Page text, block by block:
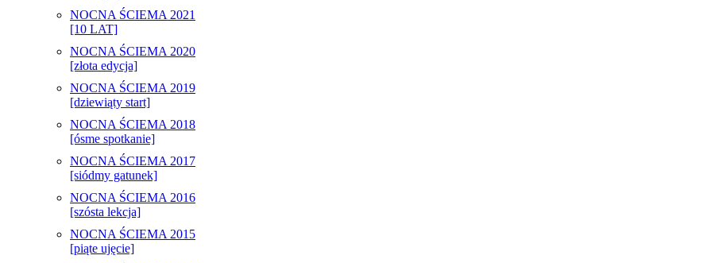
NOCNA ŚCIEMA 2021
[10 LAT]
NOCNA ŚCIEMA 2020
[złota edycja]
NOCNA ŚCIEMA 2019
[dziewiąty start]
NOCNA ŚCIEMA 2018
[ósme spotkanie]
NOCNA ŚCIEMA 2017
[siódmy gatunek]
NOCNA ŚCIEMA 2016
[szósta lekcja]
NOCNA ŚCIEMA 2015
[piąte ujęcie]